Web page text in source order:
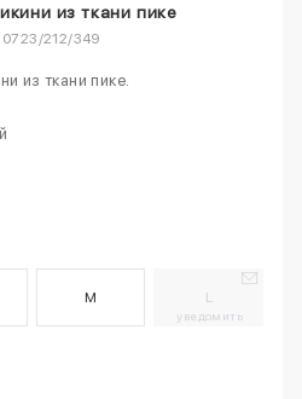
из ткани пике
0723/212/349
из ткани пике.
M L
уведомить